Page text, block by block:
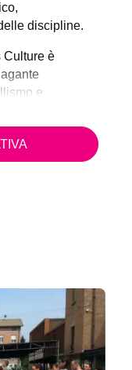
discipline.
Culture è
e
assenza di
tangibili.
una